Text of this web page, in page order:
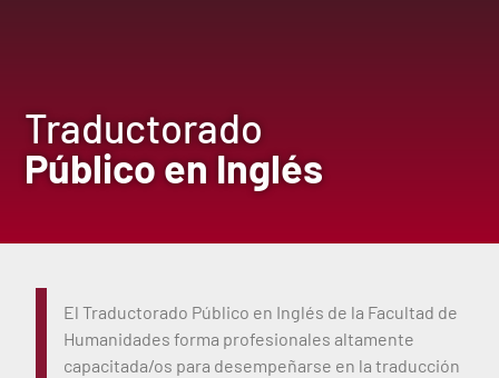
Traductorado
Público en Inglés
El Traductorado Público en Inglés de la Facultad de
Humanidades forma profesionales altamente
capacitada/os para desempeñarse en la traducción